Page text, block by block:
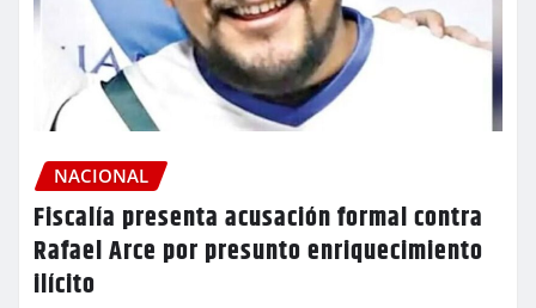
NACIONAL
Fiscalía presenta acusación formal contra
Rafael Arce por presunto enriquecimiento
ilícito